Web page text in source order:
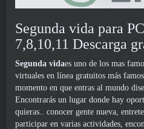
Segunda vida para
7,8,10,11 Descarga
Segunda vidaes uno de los mas
virtuales en línea gratuitos más
momento en que entras al mundo
Encontrarás un lugar donde hay
quieras.. conocer gente nueva,
participar en varias actividades,